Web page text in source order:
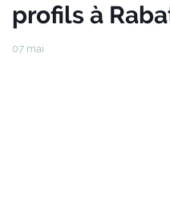
profils à
07 mai